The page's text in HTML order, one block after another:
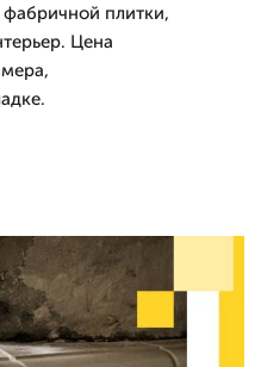
плитки,
Цена